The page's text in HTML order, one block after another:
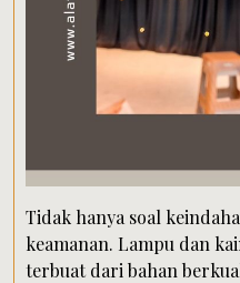
Tidak hanya soal
keamanan. Lampu dan
terbuat dari bahan